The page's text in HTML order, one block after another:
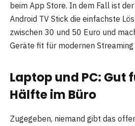
beim App Store. In dem Fall ist
Android TV Stick die einfachste
zwischen 30 und 50 Euro und
Geräte fit für modernen
Laptop und PC: Gut
Hälfte im Büro
Zugegeben, niemand gibt das